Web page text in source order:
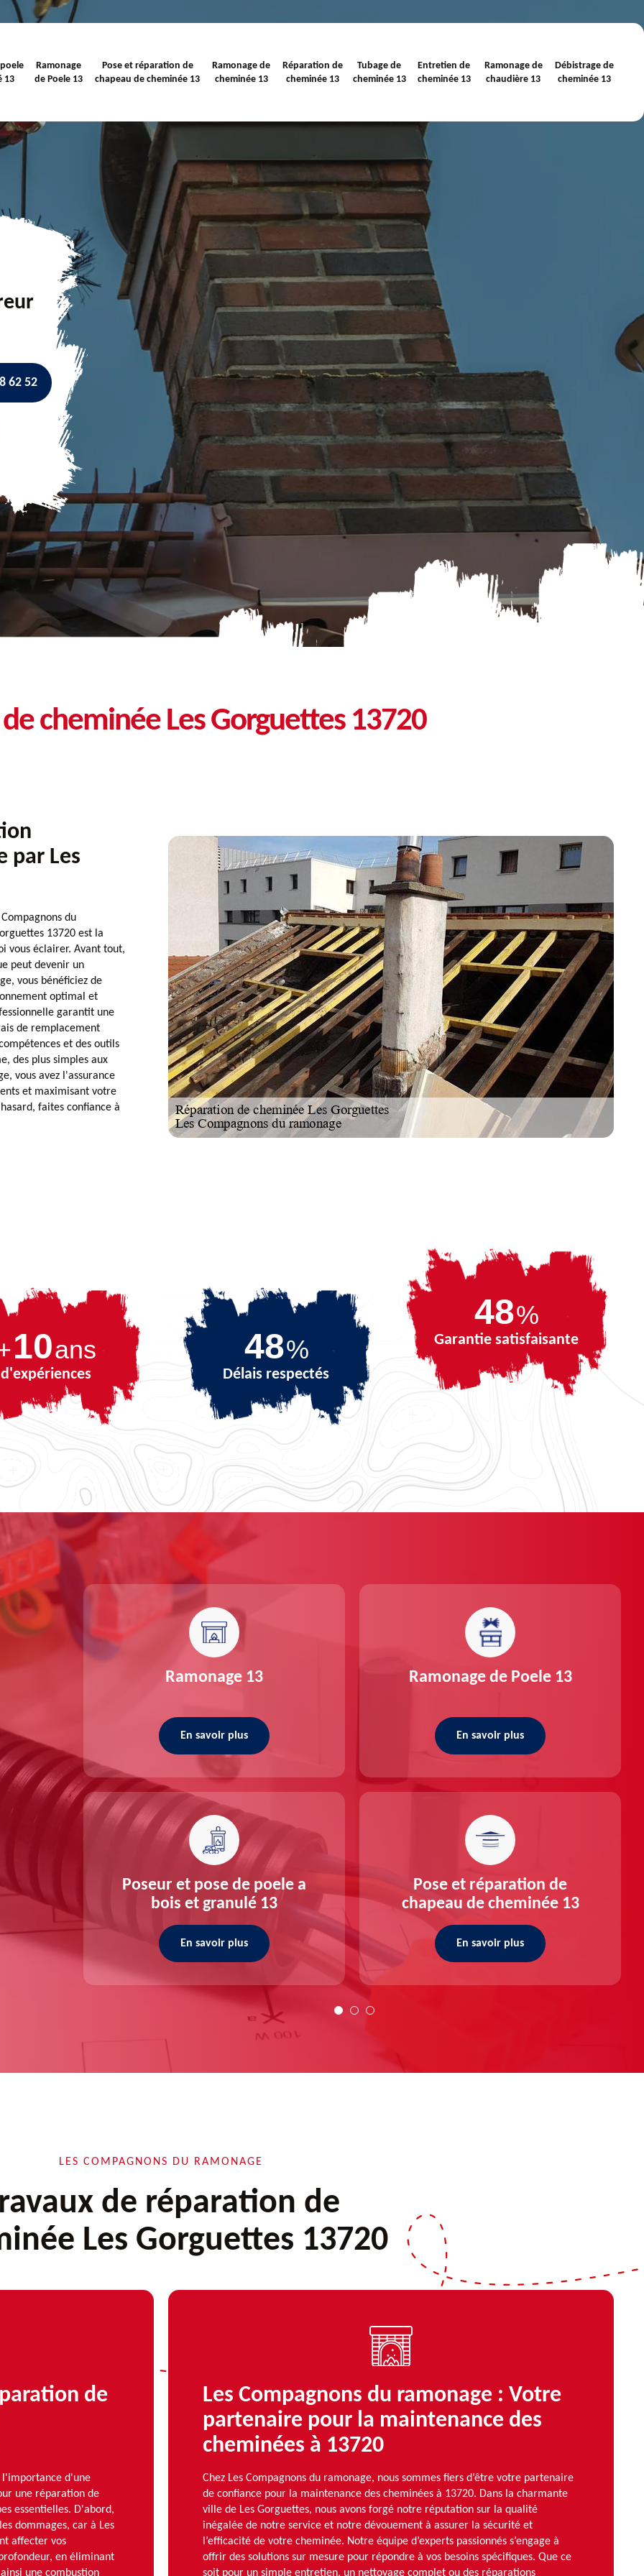
13
Ramonage
de Poele 13
Pose et réparation de
chapeau de cheminée 13
Ramonage de
cheminée 13
Réparation de
cheminée 13
Tubage de
cheminée 13
Entretien de
cheminée 13
Ramonage de
chaudière 13
Débistrage de
cheminée 13
62 52
cheminée Les Gorguettes 13720
par Les
du
13720 est la
vous éclairer. Avant tout,
peut devenir un
vous bénéficiez de
optimal et
garantit une
de remplacement
et des outils
des plus simples aux
vous avez l'assurance
et maximisant votre
faites confiance à
10ans
d'expériences
67%
Délais respectés
67%
Garantie satisfaisante
13
13
Ramonage 13
En savoir plus
Poseur et pose de poele a
bois et granulé 13
En savoir plus
Ramonage de Poele 13
En savoir plus
Pose et réparation de
chapeau de cheminée 13
En savoir plus
LES COMPAGNONS DU RAMONAGE
de réparation de
Les Gorguettes 13720
de
l'importance d'une
une réparation de
essentielles. D'abord,
dommages, car à Les
affecter vos
en éliminant
une combustion
Les Compagnons du ramonage : Votre
partenaire pour la maintenance des
cheminées à 13720
Chez Les Compagnons du ramonage, nous sommes fiers d’être votre partenaire
de confiance pour la maintenance des cheminées à 13720. Dans la charmante
ville de Les Gorguettes, nous avons forgé notre réputation sur la qualité
inégalée de notre service et notre dévouement à assurer la sécurité et
l’efficacité de votre cheminée. Notre équipe d’experts passionnés s’engage à
offrir des solutions sur mesure pour répondre à vos besoins spécifiques. Que ce
soit pour un simple entretien, un nettoyage complet ou des réparations